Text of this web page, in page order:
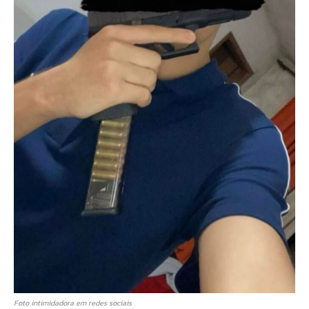
Foto intimidadora em redes sociais